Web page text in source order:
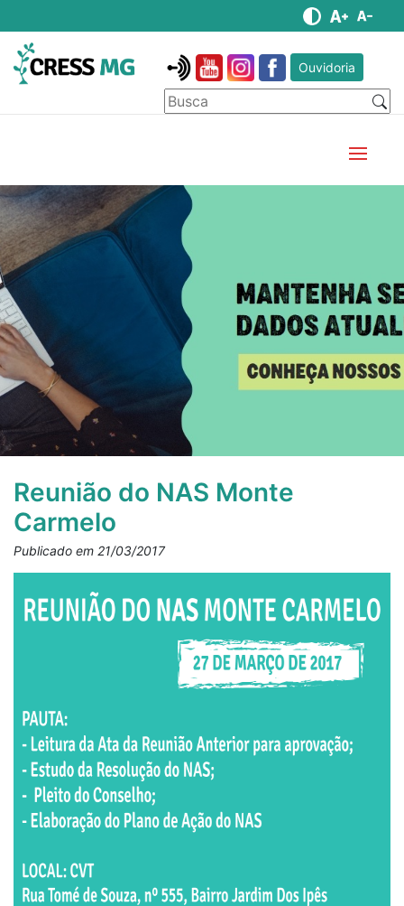
Ouvidoria
Reunião do NAS Monte
Carmelo
Publicado em 21/03/2017